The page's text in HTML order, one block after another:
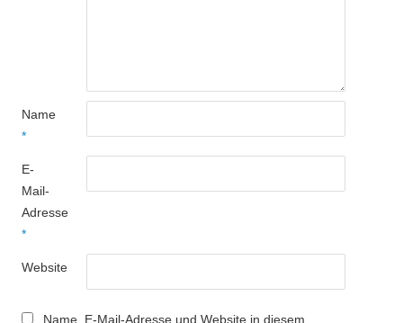
Name
*
E-
Mail-
Adresse
*
Website
Name, E-Mail-Adresse und Website in diesem